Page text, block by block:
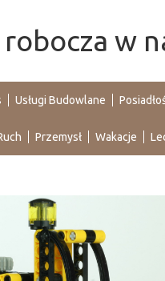
w
Usługi Budowlane
Przemysł Wakacje